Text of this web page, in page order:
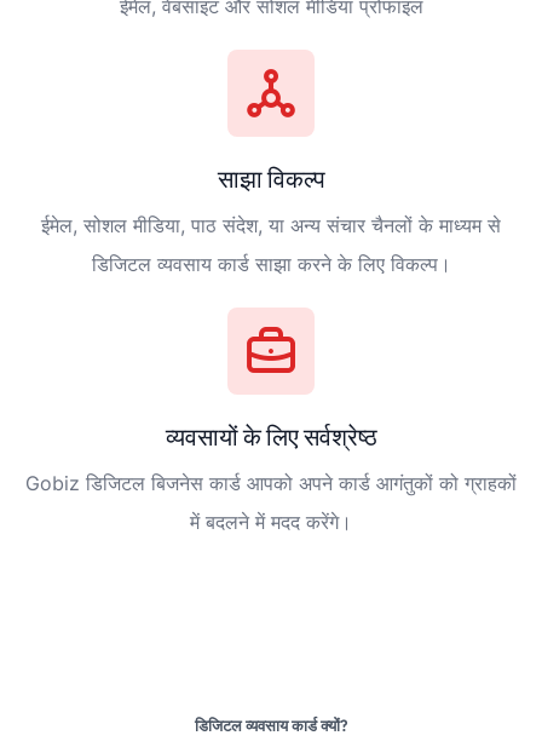
ईमेल, वेबसाइट और सोशल मीडिया प्रोफाइल
साझा विकल्प
ईमेल, सोशल मीडिया, पाठ संदेश, या अन्य संचार चैनलों के माध्यम से
डिजिटल व्यवसाय कार्ड साझा करने के लिए विकल्प।
व्यवसायों के लिए सर्वश्रेष्ठ
Gobiz डिजिटल बिजनेस कार्ड आपको अपने कार्ड आगंतुकों को ग्राहकों
में बदलने में मदद करेंगे।
डिजिटल व्यवसाय कार्ड क्यों?